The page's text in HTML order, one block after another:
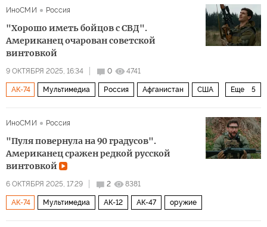
ИноСМИ
Россия
"Хорошо иметь бойцов с СВД".
Американец очарован советской
винтовкой
9 ОКТЯБРЯ 2025, 16:34 0 4741
Еще 5
АК-74 Мультимедиа Россия Афганистан США
ИноСМИ
Россия
"Пуля повернула на 90 градусов".
Американец сражен редкой русской
винтовкой
6 ОКТЯБРЯ 2025, 17:29 2 8381
АК-74 Мультимедиа АК-12 АК-47 оружие